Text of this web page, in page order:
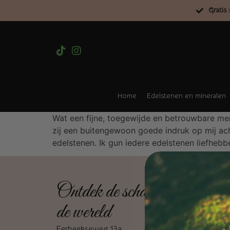
Gratis
Home Edelstenen en mineralen
Wat een fijne, toegewijde en betrouwbare
zij een buitengewoon goede indruk op mij
edelstenen. Ik gun iedere edelstenen
Ontdek de schatten van
de wereld